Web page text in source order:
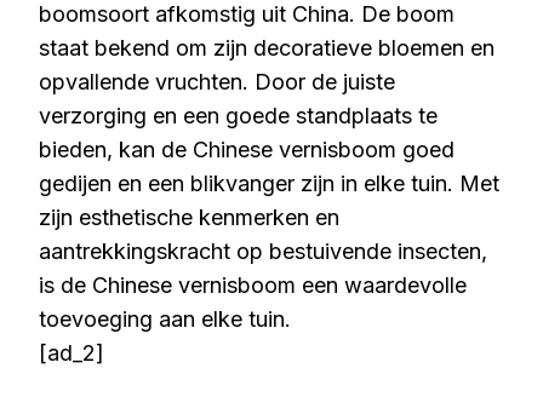
boomsoort afkomstig uit China. De boom
staat bekend om zijn decoratieve bloemen en
opvallende vruchten. Door de juiste
verzorging en een goede standplaats te
bieden, kan de Chinese vernisboom goed
gedijen en een blikvanger zijn in elke tuin. Met
zijn esthetische kenmerken en
aantrekkingskracht op bestuivende insecten,
is de Chinese vernisboom een waardevolle
toevoeging aan elke tuin.
[ad_2]